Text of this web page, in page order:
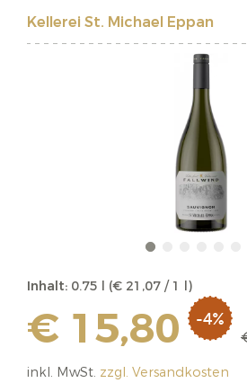
Kellerei St. Michael Eppan
Inhalt: 0.75 l (€ 21,07 / 1 l)
€ 15,80 -4%
inkl. MwSt. zzgl. Versandkosten